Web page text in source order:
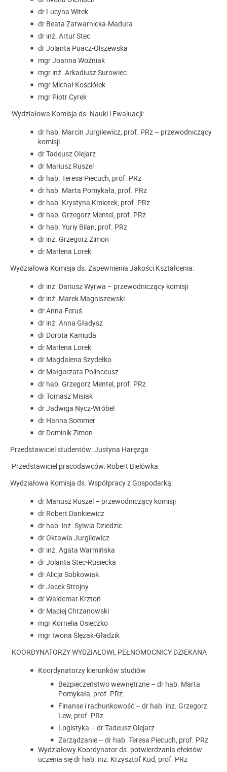
dr Lucyna Witek
dr Beata Zatwarnicka-Madura
dr inż. Artur Stec
dr Jolanta Puacz-Olszewska
mgr Joanna Woźniak
mgr inż. Arkadiusz Surowiec
mgr Michał Kościółek
mgr Piotr Cyrek
Wydziałowa Komisja ds. Nauki i Ewaluacji:
dr hab. Marcin Jurgilewicz, prof. PRz – przewodniczący
komisji
dr Tadeusz Olejarz
dr Mariusz Ruszel
dr hab. Teresa Piecuch, prof. PRz
dr hab. Marta Pomykała, prof. PRz
dr hab. Krystyna Kmiotek, prof. PRz
dr hab. Grzegorz Mentel, prof. PRz
dr hab. Yuriy Bilan, prof. PRz
dr inż. Grzegorz Zimon
dr Marlena Lorek
Wydziałowa Komisja ds. Zapewnienia Jakości Kształcenia:
dr inż. Dariusz Wyrwa – przewodniczący komisji
dr inż. Marek Magniszewski
dr Anna Feruś
dr inż. Anna Gładysz
dr Dorota Kamuda
dr Marlena Lorek
dr Magdalena Szydełko
dr Małgorzata Polinceusz
dr hab. Grzegorz Mentel, prof. PRz
dr Tomasz Misiak
dr Jadwiga Nycz-Wróbel
dr Hanna Sommer
dr Dominik Zimon
Przedstawiciel studentów: Justyna Haręzga
Przedstawiciel pracodawców: Robert Bielówka
Wydziałowa Komisja ds. Współpracy z Gospodarką:
dr Mariusz Ruszel – przewodniczący komisji
dr Robert Dankiewicz
dr hab. inż. Sylwia Dziedzic
dr Oktawia Jurgilewicz
dr inż. Agata Warmińska
dr Jolanta Stec-Rusiecka
dr Alicja Sobkowiak
dr Jacek Strojny
dr Waldemar Krztoń
dr Maciej Chrzanowski
mgr Kornelia Osieczko
mgr Iwona Ślęzak-Gładzik
KOORDYNATORZY WYDZIAŁOWI, PEŁNOMOCNICY DZIEKANA
Koordynatorzy kierunków studiów
Bezpieczeństwo wewnętrzne – dr hab. Marta
Pomykała, prof. PRz
Finanse i rachunkowość – dr hab. inż. Grzegorz
Lew, prof. PRz
Logistyka – dr Tadeusz Olejarz
Zarządzanie – dr hab. Teresa Piecuch, prof. PRz
Wydziałowy Koordynator ds. potwierdzania efektów
uczenia się dr hab. inż. Krzysztof Kud, prof. PRz